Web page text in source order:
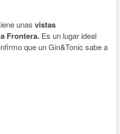
unas vistas
Frontera.Es un lugar ideal
que un Gin&Tonic sabe a